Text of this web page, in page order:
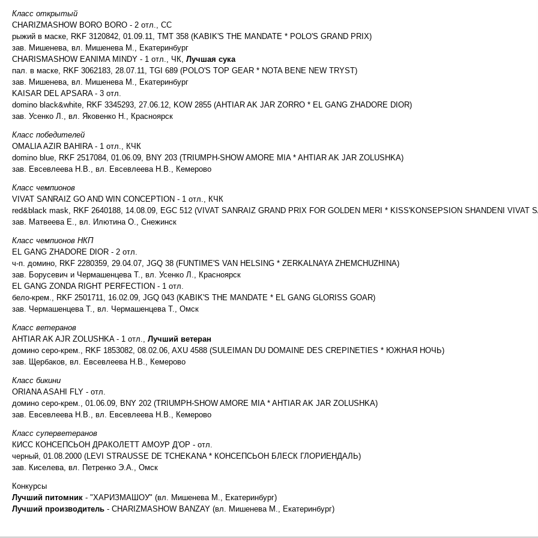
Класс открытый
CHARIZMASHOW BORO BORO - 2 отл., СС
рыжий в маске, RKF 3120842, 01.09.11, TMT 358 (KABIK'S THE MANDATE * POLO'S GRAND PRIX)
зав. Мишенева, вл. Мишенева М., Екатеринбург
CHARISMASHOW EANIMA MINDY - 1 отл., ЧК, Лучшая сука
пал. в маске, RKF 3062183, 28.07.11, TGI 689 (POLO'S TOP GEAR * NOTA BENE NEW TRYST)
зав. Мишенева, вл. Мишенева М., Екатеринбург
KAISAR DEL APSARA - 3 отл.
domino black&white, RKF 3345293, 27.06.12, KOW 2855 (AHTIAR AK JAR ZORRO * EL GANG ZHADORE DIOR)
зав. Усенко Л., вл. Яковенко Н., Красноярск
Класс победителей
OMALIA AZIR BAHIRA - 1 отл., КЧК
domino blue, RKF 2517084, 01.06.09, BNY 203 (TRIUMPH-SHOW AMORE MIA * AHTIAR AK JAR ZOLUSHKA)
зав. Евсевлеева Н.В., вл. Евсевлеева Н.В., Кемерово
Класс чемпионов
VIVAT SANRAIZ GO AND WIN CONCEPTION - 1 отл., КЧК
red&black mask, RKF 2640188, 14.08.09, EGC 512 (VIVAT SANRAIZ GRAND PRIX FOR GOLDEN MERI * KISS'KONSEPSION SHANDENI VIVAT
зав. Матвеева Е., вл. Илютина О., Снежинск
Класс чемпионов НКП
EL GANG ZHADORE DIOR - 2 отл.
ч-п. домино, RKF 2280359, 29.04.07, JGQ 38 (FUNTIME'S VAN HELSING * ZERKALNAYA ZHEMCHUZHINA)
зав. Борусевич и Чермашенцева Т., вл. Усенко Л., Красноярск
EL GANG ZONDA RIGHT PERFECTION - 1 отл.
бело-крем., RKF 2501711, 16.02.09, JGQ 043 (KABIK'S THE MANDATE * EL GANG GLORISS GOAR)
зав. Чермашенцева Т., вл. Чермашенцева Т., Омск
Класс ветеранов
AHTIAR AK AJR ZOLUSHKA - 1 отл., Лучший ветеран
домино серо-крем., RKF 1853082, 08.02.06, AXU 4588 (SULEIMAN DU DOMAINE DES CREPINETIES * ЮЖНАЯ НОЧЬ)
зав. Щербаков, вл. Евсевлеева Н.В., Кемерово
Класс бикини
ORIANA ASAHI FLY - отл.
домино серо-крем., 01.06.09, BNY 202 (TRIUMPH-SHOW AMORE MIA * AHTIAR AK JAR ZOLUSHKA)
зав. Евсевлеева Н.В., вл. Евсевлеева Н.В., Кемерово
Класс суперветеранов
КИСС КОНСЕПСЬОН ДРАКОЛЕТТ АМОУР Д'ОР - отл.
черный, 01.08.2000 (LEVI STRAUSSE DE TCHEKANA * КОНСЕПСЬОН БЛЕСК ГЛОРИЕНДАЛЬ)
зав. Киселева, вл. Петренко Э.А., Омск
Конкурсы
Лучший питомник - "ХАРИЗМАШОУ" (вл. Мишенева М., Екатеринбург)
Лучший производитель - CHARIZMASHOW BANZAY (вл. Мишенева М., Екатеринбург)